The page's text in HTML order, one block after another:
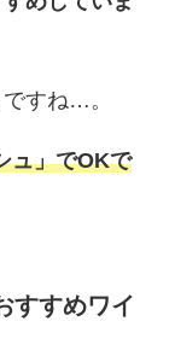
すね…。
ュ」でOKで
すすめワイ